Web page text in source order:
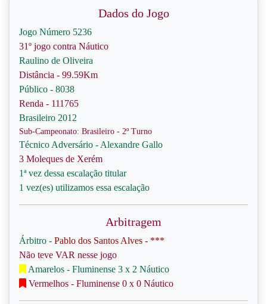
Dados do Jogo
Jogo Número 5236
31º jogo contra Náutico
Raulino de Oliveira
Distância - 99.59Km
Público - 8038
Renda - 111765
Brasileiro 2012
Sub-Campeonato: Brasileiro - 2º Turno
Técnico Adversário - Alexandre Gallo
3 Moleques de Xerém
1ª vez dessa escalação titular
1 vez(es) utilizamos essa escalação
Arbitragem
Árbitro - Pablo dos Santos Alves - ***
Não teve VAR nesse jogo
Amarelos - Fluminense 3 x 2 Náutico
Vermelhos - Fluminense 0 x 0 Náutico